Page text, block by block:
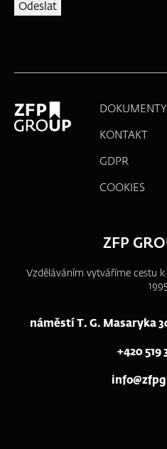
DOKUMENTY
KONTAKT
GDPR
COOKIES
ZFP
Vzděláváním vytváříme cestu
náměstí T. G. Masaryka
+420 519